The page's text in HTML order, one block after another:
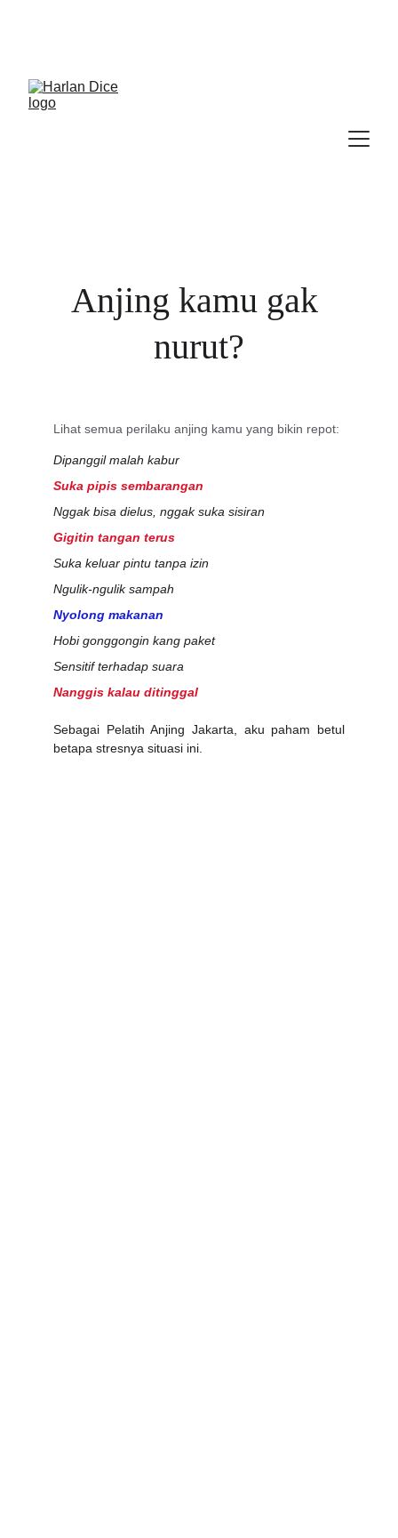
Anjing kamu gak
nurut?
Lihat semua perilaku anjing kamu yang bikin repot:
Dipanggil malah kabur
Suka pipis sembarangan
Nggak bisa dielus, nggak suka sisiran
Gigitin tangan terus
Suka keluar pintu tanpa izin
Ngulik-ngulik sampah
Nyolong makanan
Hobi gonggongin kang paket
Sensitif terhadap suara
Nanggis kalau ditinggal
Sebagai Pelatih Anjing Jakarta, aku paham betul
betapa stresnya situasi ini.